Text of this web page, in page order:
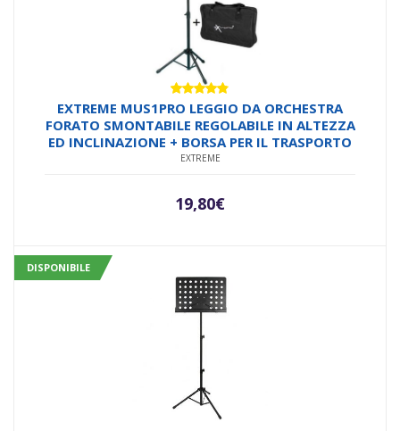
Valutato
4.69su 5
EXTREME MUS1PRO LEGGIO DA ORCHESTRA
FORATO SMONTABILE REGOLABILE IN ALTEZZA
ED INCLINAZIONE + BORSA PER IL TRASPORTO
EXTREME
19,80€
DISPONIBILE